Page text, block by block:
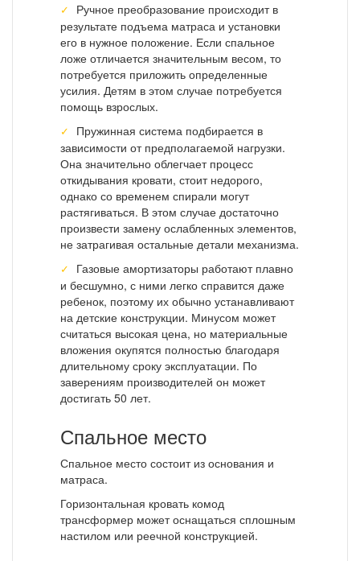
Ручное преобразование происходит в
результате подъема матраса и установки
его в нужное положение. Если спальное
ложе отличается значительным весом, то
потребуется приложить определенные
усилия. Детям в этом случае потребуется
помощь взрослых.
Пружинная система подбирается в
зависимости от предполагаемой нагрузки.
Она значительно облегчает процесс
откидывания кровати, стоит недорого,
однако со временем спирали могут
растягиваться. В этом случае достаточно
произвести замену ослабленных элементов,
не затрагивая остальные детали механизма.
Газовые амортизаторы работают плавно
и бесшумно, с ними легко справится даже
ребенок, поэтому их обычно устанавливают
на детские конструкции. Минусом может
считаться высокая цена, но материальные
вложения окупятся полностью благодаря
длительному сроку эксплуатации. По
заверениям производителей он может
достигать 50 лет.
Спальное место
Спальное место состоит из основания и
матраса.
Горизонтальная кровать комод
трансформер может оснащаться сплошным
настилом или реечной конструкцией.